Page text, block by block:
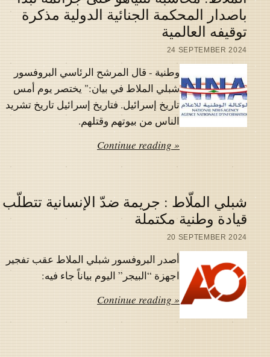
باصدار المحكمة الجنائية الدولية مذكرة
توقيفه العالمية
24 SEPTEMBER 2024
وطنية - قال المرشح الرئاسي البروفسور
شبلي الملاط في بيان:" يختصر يوم أمس
تاريخ إسرائيل. فتاريخ إسرائيل تاريخ تشريد
الناس من بيوتهم وقتلهم.
Continue reading »
شبلي الملّاط : جريمة ضدّ الإنسانية تتطلّب
قيادة وطنية مكتملة
20 SEPTEMBER 2024
أصدر البروفسور شبلي الملاط عقب تفجير
اجهزة “البيجر” اليوم بياناً جاء فيه:
Continue reading »